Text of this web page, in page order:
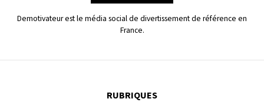
Demotivateur est le média social de divertissement de référence en
France.
RUBRIQUES